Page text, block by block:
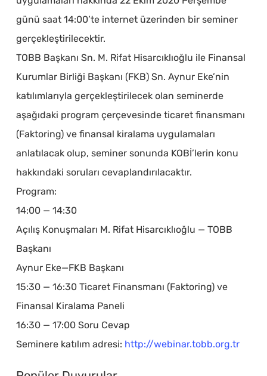
günü saat 14:00’te internet üzerinden bir seminer
gerçekleştirilecektir.
TOBB Başkanı Sn. M. Rifat Hisarcıklıoğlu ile Finansal
Kurumlar Birliği Başkanı (FKB) Sn. Aynur Eke’nin
katılımlarıyla gerçekleştirilecek olan seminerde
aşağıdaki program çerçevesinde ticaret finansmanı
(Faktoring) ve finansal kiralama uygulamaları
anlatılacak olup, seminer sonunda KOBİ’lerin konu
hakkındaki soruları cevaplandırılacaktır.
Program:
14:00 — 14:30
Açılış Konuşmaları M. Rifat Hisarcıklıoğlu — TOBB
Başkanı
Aynur Eke—FKB Başkanı
15:30 — 16:30 Ticaret Finansmanı (Faktoring) ve
Finansal Kiralama Paneli
16:30 — 17:00 Soru Cevap
Seminere katılım adresi: http://webinar.tobb.org.tr